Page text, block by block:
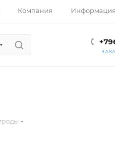
Компания Информация